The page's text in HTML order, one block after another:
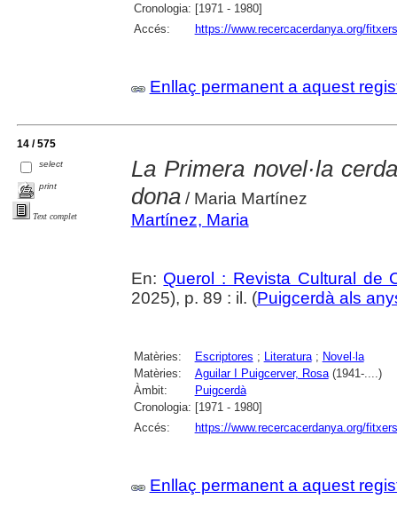
Cronologia: [1971 - 1980]
Accés:
https://www.recercacerdanya.org/
Enllaç permanent a aquest
14 / 575
select
print
Text complet
La Primera novel·la
dona/ Maria Martínez
Martínez, Maria
En: Querol : Revista Cultural de
2025), p. 89 : il. (Puigcerdà als
Matèries: Escriptores ; Literatura; Novel·la
Matèries:
Aguilar I Puigcerver, Rosa(1941-....)
Àmbit:
Puigcerdà
Cronologia: [1971 - 1980]
Accés:
https://www.recercacerdanya.org/
Enllaç permanent a aquest